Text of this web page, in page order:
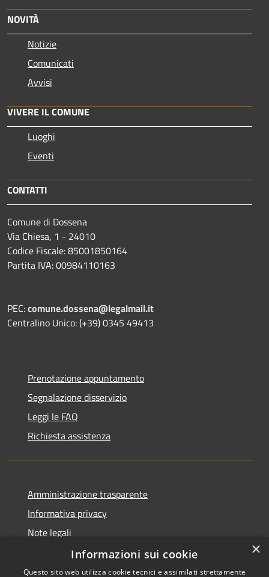
NOVITÀ
Notizie
Comunicati
Avvisi
VIVERE IL COMUNE
Luoghi
Eventi
CONTATTI
Comune di Dossena
Via Chiesa, 1 - 24010
Codice Fiscale: 85001850164
Partita IVA: 00984110163
PEC:comune.dossena@legalmail.it
Centralino Unico: (+39) 0345 49413
Prenotazione appuntamento
Segnalazione disservizio
Leggi le FAQ
Richiesta assistenza
Amministrazione trasparente
Informativa privacy
Note legali
Dichiarazione di accessibilità
×
Informazioni sui cookie
Questo sito web utilizza cookie tecnici e assimilati strettamente